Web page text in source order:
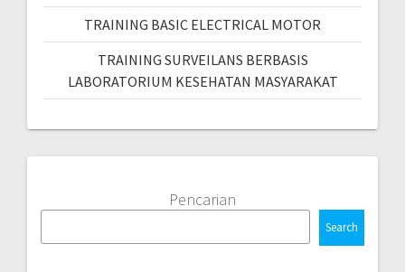
TRAINING BASIC ELECTRICAL MOTOR
TRAINING SURVEILANS BERBASIS
LABORATORIUM KESEHATAN MASYARAKAT
Pencarian
Search